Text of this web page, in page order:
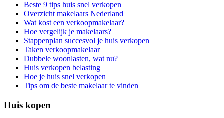
Beste 9 tips huis snel verkopen
Overzicht makelaars Nederland
Wat kost een verkoopmakelaar?
Hoe vergelijk je makelaars?
Stappenplan succesvol je huis verkopen
Taken verkoopmakelaar
Dubbele woonlasten, wat nu?
Huis verkopen belasting
Hoe je huis snel verkopen
Tips om de beste makelaar te vinden
Huis kopen